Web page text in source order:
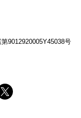
9012920005Y45038号